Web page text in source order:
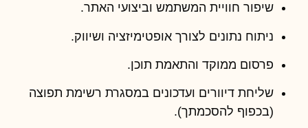
שיפור חוויית המשתמש וביצועי האתר.
ניתוח נתונים לצורך אופטימיזציה ושיווק.
פרסום ממוקד והתאמת תוכן.
שליחת דיוורים ועדכונים במסגרת רשימת תפוצה
(בכפוף להסכמתך).